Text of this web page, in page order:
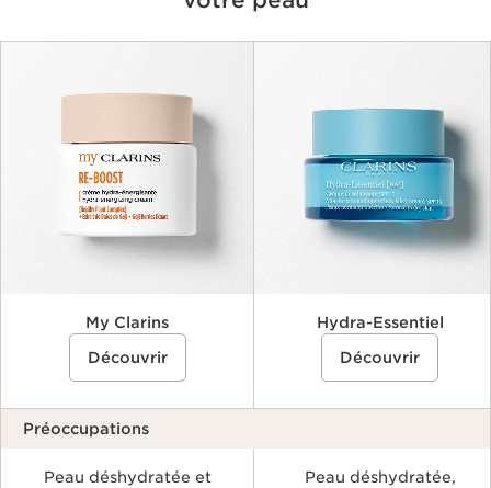
My Clarins
Découvrir
Hydra-Essentiel
Découvrir
Préoccupations
Peau déshydratée et
Peau déshydratée,